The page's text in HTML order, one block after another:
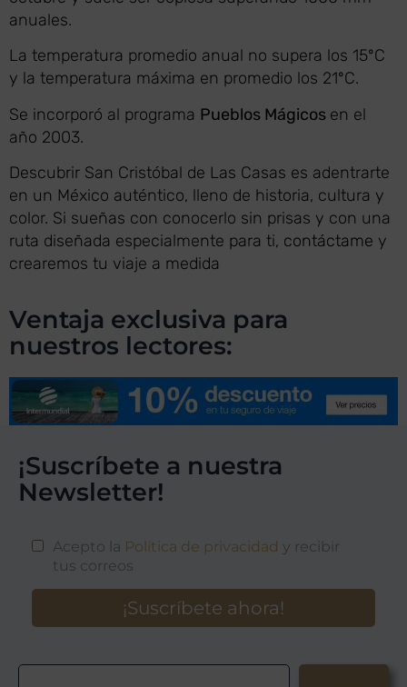
anuales.
La temperatura promedio anual no supera los 15ºC
y la temperatura máxima en promedio los 21ºC.
Se incorporó al programa Pueblos Mágicos en el
año 2003.
Descubrir San Cristóbal de Las Casas es adentrarte
en un México auténtico, lleno de historia, cultura y
color. Si sueñas con conocerlo sin prisas y con una
ruta diseñada especialmente para ti, contáctame y
crearemos tu viaje a medida
Ventaja exclusiva para
nuestros lectores:
¡Suscríbete a nuestra
Newsletter!